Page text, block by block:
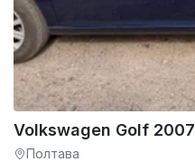
Volkswagen Golf 2007
Полтава